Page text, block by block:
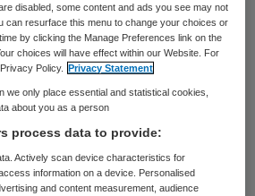
betekent dat er
al een tekort is van 4
In
verwachting, ondanks de
onderwijs, oplopen tot een
1.000 hbo-
zo stelt hetonderzoek
disabled, some content and ads you see may not
can resurface this menu to change your choices or
by clicking the Manage Preferences link on the
choices will have effect within our Website. For
Policy.
Privacy Statement
we only place essential and statistical cookies,
about you as a person
process data to provide:
Actively scan device characteristics for
information on a device. Personalised
and content measurement, audience